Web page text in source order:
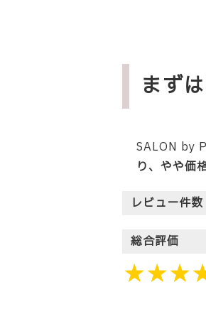
まず
SALON by
り、やや価
レビュー件数
総合評価